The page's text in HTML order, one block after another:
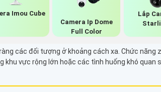
Imou Cube
Camera Ip Dome
Full Color
Lắp
các đối tượng ở khoảng cách xa. Chức năng
vực rộng lớn hoặc các tình huống khó quan